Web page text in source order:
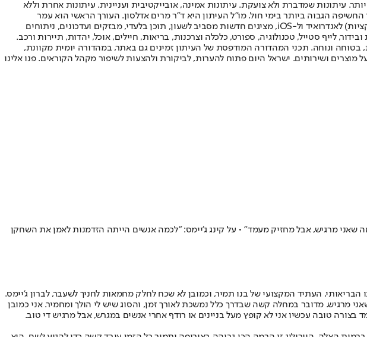
עיתונות שמדברת ולא צועקת. עיתונות אמינה, אובייקטיבית ועניינית. עיתונות אחרת וללא
"ישראל היום" לעיתון הישראלי בעל שיעור החשיפה הגבוה ביותר בימי חול. מו"ל העיתון היא ד"ר מרים אדלסון. העורך הראשי הוא עמר
לחמנוביץ, והעורך המייסד הוא עמוס רגב. אתרי האינטרנט של "ישראל היום" בעברית ובאנגלית, כמו כן היישומונים (אפליקציות) לאנדרואיד ול-iOS, מציגים חדשות מסביב לשעון, תוכן בלעדי, מבזקים ועדכונים, ניתוחים
לייף סטייל, טכנולוגיה, ספורט, כלכלה וצרכנות, בריאות, חיילים, אוכל, יהדות, תיירות ורכב.
בטוחה ונוחה. תכני המהדורה המודפסת של העיתון זמינים גם באתר, במהדורה יומית מקוונת,
ושירותים. ישראל היום פתוח להערות, לביקורת ולהצעות לשיפור מקהל הקוראים. פנו אלינו
מרגיש, אבל מחזיק מעמד" • על קינג ג'יימס: "לכמה אנשים הייתה הזדמנות לאמן את השחקן
העתיד המקצועי של בנו תמיר, וכמובן לא שכח לחלק מחמאות לחניך לשעבר, לברון ג'יימס.
ממה שאני מרגיש. מדובר במחלה קשה שבדרך כלל נמשכת לאורך זמן, והסוג שיש לי הולך ומחמיר. אני כמובן
טובה עכשיו אני לא קופץ מעל בניינים או רודף אחרי אנשים במגרש, אבל מרגיש די טוב.